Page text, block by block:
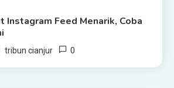
Instagram Feed Menarik, Coba
tribun cianjur 0